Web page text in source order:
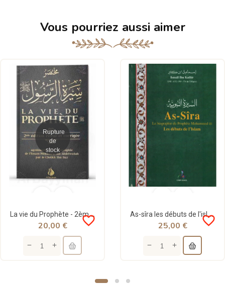
Vous pourriez aussi aimer
Rupture
de
stock
La vie du Prophète - 2ème édition - Mohamed Ibn Abdelwahab - Al Bayyinah
favorite_border
20,00 €
As-sîra les débuts de l'islam - Ibn Kathir - grand format - Universel
favorite_border
25,00 €